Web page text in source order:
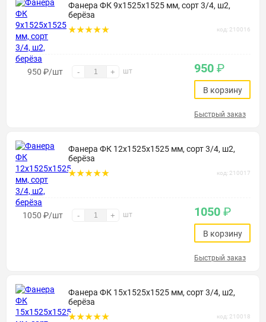
Фанера ФК 9х1525х1525 мм, сорт 3/4, ш2,
берёза
код: 210016
950 ₽/шт - + шт 950 ₽
В корзину
Быстрый заказ
Фанера ФК 12х1525х1525 мм, сорт 3/4, ш2,
берёза
код: 210017
1050 ₽/шт - + шт 1050 ₽
В корзину
Быстрый заказ
Фанера ФК 15х1525х1525 мм, сорт 3/4, ш2,
берёза
код: 210018